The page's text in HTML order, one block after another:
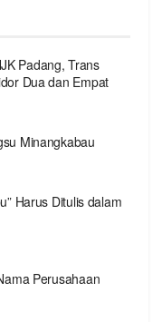
Padang, Trans
Dua dan Empat
Minangkabau
Harus Ditulis dalam
Perusahaan